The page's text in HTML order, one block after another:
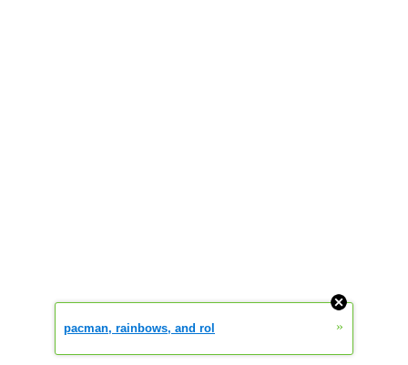
pacman, rainbows, and rol »